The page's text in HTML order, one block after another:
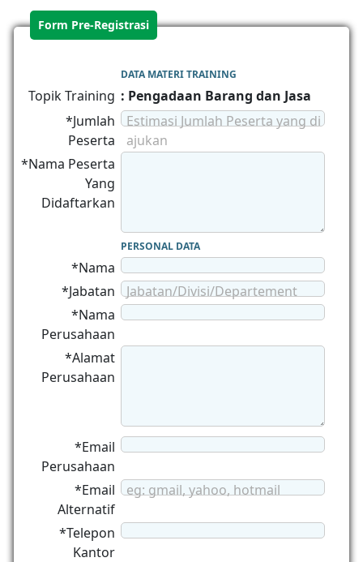
Form Pre-Registrasi
DATA MATERI TRAINING
Topik Training : Pengadaan Barang dan Jasa
*Jumlah
Peserta
Estimasi Jumlah Peserta yang di
ajukan
*Nama Peserta
Yang
Didaftarkan
PERSONAL DATA
*Nama
*Jabatan
Jabatan/Divisi/Departement
*Nama
Perusahaan
*Alamat
Perusahaan
*Email
Perusahaan
*Email
Alternatif
eg: gmail, yahoo, hotmail
*Telepon
Kantor